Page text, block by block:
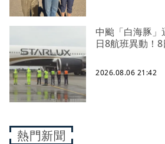
中颱「白海豚
日8航班異動！
2026.08.06 21:42
熱門新聞